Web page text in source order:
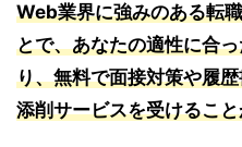
Web業界に強みのある転
とで、あなたの適性に合
り、無料で面接対策や履
添削サービスを受けるこ